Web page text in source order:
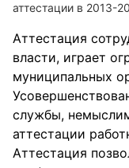
аттестации в 2013-
Аттестация
власти, играет
муниципальных
службы,
аттестации
Аттестация